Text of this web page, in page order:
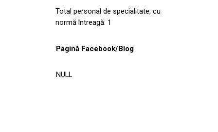
Total personal de specialitate, cu
normă întreagă: 1
Pagină Facebook/Blog
NULL